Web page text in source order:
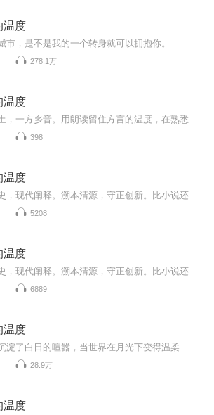
温度
市，是不是我的一个转身就可以拥抱你。
278.1万
温度
398
温度
5208
温度
6889
温度
淀了白日的喧嚣，当世界在月光下变得温柔...
28.9万
温度